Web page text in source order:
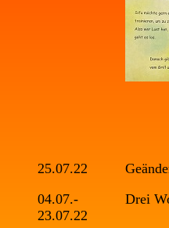
25.07.22
04.07.-
23.07.22
Drei